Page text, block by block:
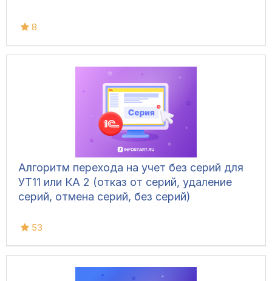
8
Алгоритм перехода на учет без серий для
УТ11 или КА 2 (отказ от серий, удаление
серий, отмена серий, без серий)
53